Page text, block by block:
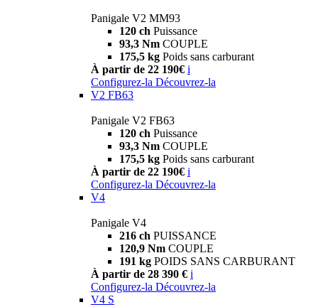
Panigale V2 MM93
120 ch Puissance
93,3 Nm COUPLE
175,5 kg Poids sans carburant
À partir de 22 190€ i
Configurez-la Découvrez-la
V2 FB63
Panigale V2 FB63
120 ch Puissance
93,3 Nm COUPLE
175,5 kg Poids sans carburant
À partir de 22 190€ i
Configurez-la Découvrez-la
V4
Panigale V4
216 ch PUISSANCE
120,9 Nm COUPLE
191 kg POIDS SANS CARBURANT
À partir de 28 390 € i
Configurez-la Découvrez-la
V4 S